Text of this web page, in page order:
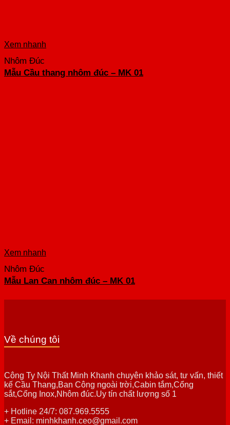
Xem nhanh
Nhôm Đúc
Mẫu Cầu thang nhôm đúc – MK 01
Xem nhanh
Nhôm Đúc
Mẫu Lan Can nhôm đúc – MK 01
Về chúng tôi
Công Ty Nội Thất Minh Khanh chuyên khảo sát, tư vấn, thiết
kế Cầu Thang,Ban Công ngoài trời,Cabin tắm,Cổng
sắt,Cổng Inox,Nhôm đúc.Uy tín chất lượng số 1
+ Hotline 24/7: 087.969.5555
+ Email: minhkhanh.ceo@gmail.com